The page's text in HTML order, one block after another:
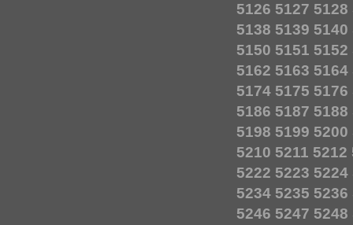
5126 5127 5128
5138 5139 5140
5150 5151 5152
5162 5163 5164
5174 5175 5176
5186 5187 5188
5198 5199 5200
5210 5211 5212
5222 5223 5224
5234 5235 5236
5246 5247 5248